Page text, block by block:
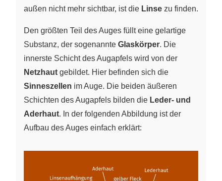
außen nicht mehr sichtbar, ist die Linse zu finden.
Den größten Teil des Auges füllt eine gelartige
Substanz, der sogenannte Glaskörper. Die
innerste Schicht des Augapfels wird von der
Netzhaut gebildet. Hier befinden sich die
Sinneszellen im Auge. Die beiden äußeren
Schichten des Augapfels bilden die Leder- und
Aderhaut. In der folgenden Abbildung ist der
Aufbau des Auges einfach erklärt: